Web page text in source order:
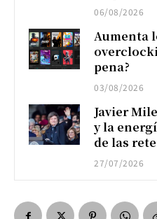
06/08/2026
Aumenta
pena?
03/08/2026
Javier
y la
de las
27/07/2026